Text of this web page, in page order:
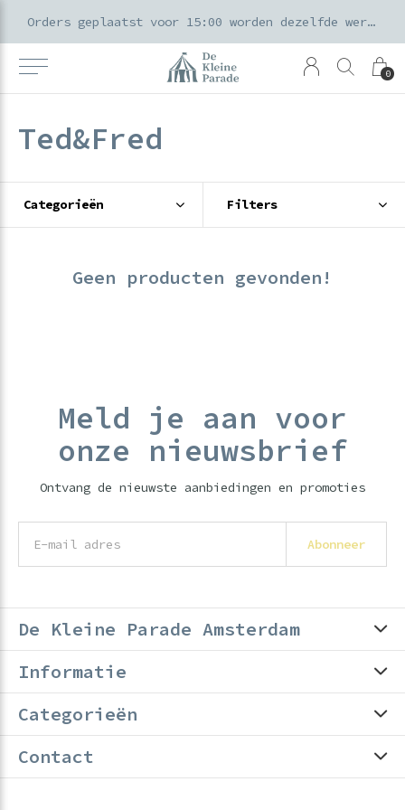
0
Orders geplaatst voor 15:00 worden dezelfde werkdag verzonden
Ted&Fred
Categorieën Filters
Geen producten gevonden!
Meld je aan voor
onze nieuwsbrief
Ontvang de nieuwste aanbiedingen en promoties
Abonneer
De Kleine Parade Amsterdam
Informatie
Categorieën
Contact